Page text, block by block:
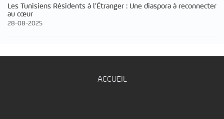
Les Tunisiens Résidents à l’Étranger : Une diaspora à reconnecter
au cœur
28-08-2025
ACCUEIL